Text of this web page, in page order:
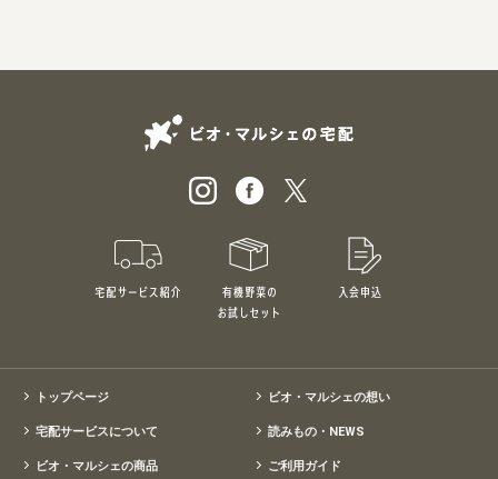
宅配サービス紹介 有機野菜のお試しセット
トップページ ビオ・マルシェの想い
宅配サービスについて 読みもの・NEWS
ビオ・マルシェの商品 ご利用ガイド